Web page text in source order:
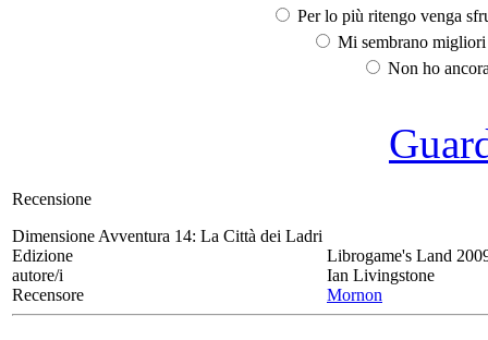
Per lo più ritengo venga
Mi sembrano
Non ho
Recensione
Dimensione Avventura 14: La Città dei Ladri
Edizione
Librogame's Land
autore/i
Ian Livingstone
Recensore
Mornon